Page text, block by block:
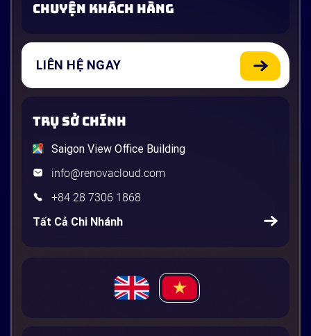
CHUYỆN KHÁCH HÀNG
LIÊN HỆ NGAY
TRỤ SỞ CHÍNH
Saigon View Office Building
info@renovacloud.com
+84 28 7306 1868
Tất Cả Chi Nhánh